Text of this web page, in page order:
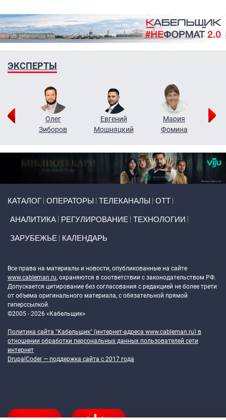
ЭКСПЕРТЫ
Олег
Зиборов
Евгений
Мошняцкий
Мария
Фомина
КАТАЛОГ ОПЕРАТОРЫ ТЕЛЕКАНАЛЫ ОТТ
АНАЛИТИКА РЕГУЛИРОВАНИЕ ТЕХНОЛОГИИ
ЗАРУБЕЖЬЕ КАЛЕНДАРЬ
Все права на материалы и новости, опубликованные на сайте
www.cableman.ru, охраняются в соответствии с законодательством РФ.
Допускается цитирование без согласования с редакцией не более трети
от объема оригинального материала, с обязательной прямой
гиперссылкой.
©2005 - 2026 «Кабельщик»
Политика сайта "Кабельщик" (интернет-адреса www.cableman.ru) в
отношении обработки персональных данных пользователей сети
интернет
DrupalCoder — поддержка сайта c 2017 года